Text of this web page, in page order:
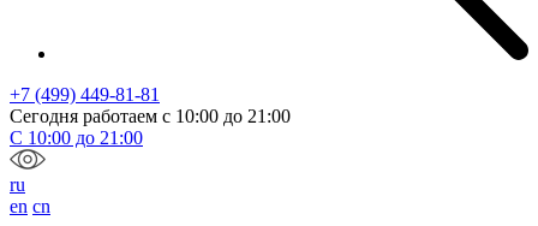
+7 (499) 449-81-81
Сегодня работаем с 10:00 до 21:00
С 10:00 до 21:00
ru
en cn